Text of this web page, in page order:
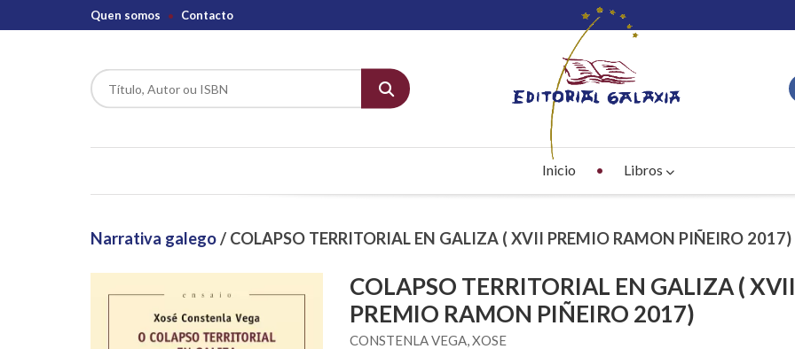
Quen somos Contacto
Inicio Libros
Narrativa galego/ COLAPSO TERRITORIAL EN GALIZA ( XVII PREMIO RAMON PIÑEIRO 2017)
COLAPSO TERRITORIAL EN GALIZA ( XVII
PREMIO RAMON PIÑEIRO 2017)
CONSTENLA VEGA, XOSE